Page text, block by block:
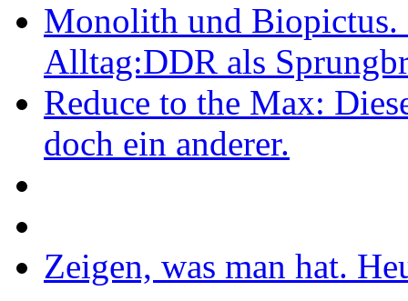
Monolith und Biopictus.
Alltag:DDR als
Reduce to the Max:
doch ein anderer.
Zeigen, was man hat.